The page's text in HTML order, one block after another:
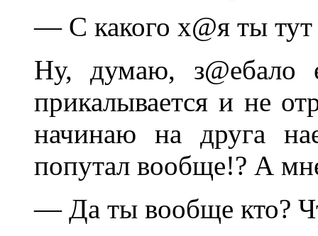
— С какого х@я ты тут
Ну, думаю, з@ебало
прикалывается и не
начинаю на друга
попутал вообще!? А
— Да ты вообще кто?